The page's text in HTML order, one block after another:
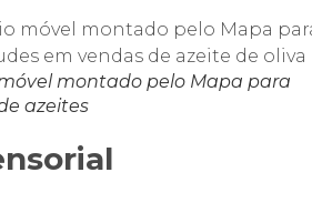
montado pelo Mapa para
azeites